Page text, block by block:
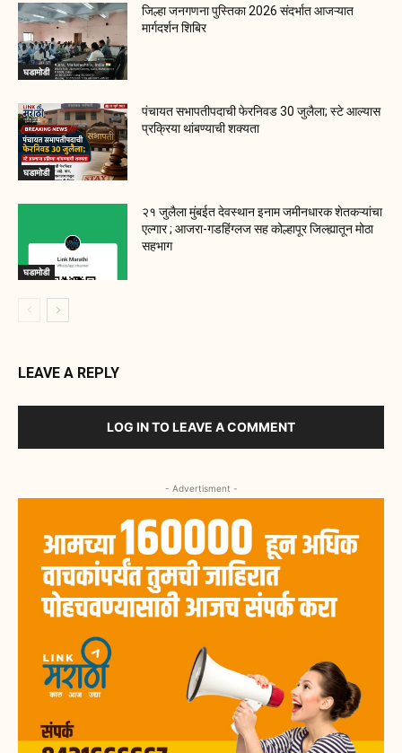
घडामोडी
जिल्हा जनगणना पुस्तिका 2026 संदर्भात आजऱ्यात
मार्गदर्शन शिबिर
घडामोडी
पंचायत सभापतीपदाची फेरनिवड 30 जुलैला; स्टे आल्यास
प्रक्रिया थांबण्याची शक्यता
घडामोडी
२१ जुलैला मुंबईत देवस्थान इनाम जमीनधारक शेतकऱ्यांचा
एल्गार ; आजरा-गडहिंग्लज सह कोल्हापूर जिल्ह्यातून मोठा
सहभाग
LEAVE A REPLY
LOG IN TO LEAVE A COMMENT
- Advertisment -